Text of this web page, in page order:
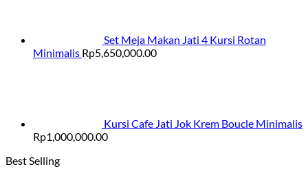
Set Meja Makan Jati 4 Kursi Rotan
Minimalis Rp5,650,000.00
Kursi Cafe Jati Jok Krem Boucle Minimalis
Rp1,000,000.00
Best Selling